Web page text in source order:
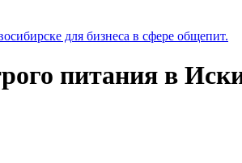
для бизнеса в сфере общепит.
питания в